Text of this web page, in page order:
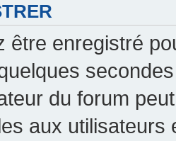
être enregistré
du forum
aux